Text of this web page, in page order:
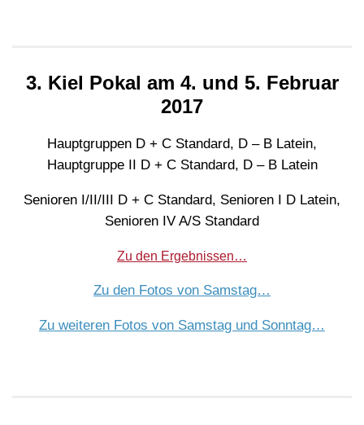
3. Kiel Pokal am 4. und 5. Februar
2017
Hauptgruppen D + C Standard, D – B Latein,
Hauptgruppe II D + C Standard, D – B Latein
Senioren I/II/III D + C Standard, Senioren I D Latein,
Senioren IV A/S Standard
Zu den Ergebnissen…
Zu den Fotos von Samstag…
Zu weiteren Fotos von Samstag und Sonntag…